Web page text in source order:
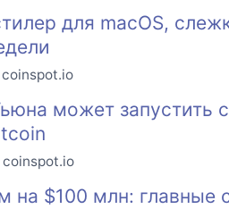
для macOS,
coinspot.io
может запустить
coinspot.io
на $100 млн: главные